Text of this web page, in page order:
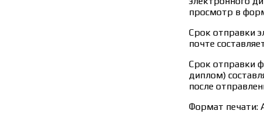
просмотр в
Срок отправки
почте
Срок отправки
диплом)
после
Формат печати: